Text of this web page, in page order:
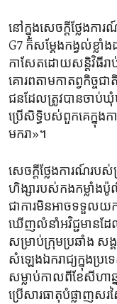
នៅ​ក្នុង​សេចក្តី​ថ្លែងក
G7 ក៏​សម្តែងកង្វល់ខ្លាំ
កាសែតដោយ​សន្តិវិធីរា
គោរពតាមកាតព្វកិច្ច
ជន​ដែល​ត្រូវ​បានចាប់​ឃុំ
ប្រើ​សិទ្ធិបស់ពួក​គេក្នុ​ង
មករា»។
សេចក្តី​ថ្លែងការណ៍របស់​
ហិង្សា​របស់​កងកម្លាំង​ប៉ូ
ជា​ការ​មិន​អាចទទួលយក​
ឃើញលំនាំអវិជ្ជមាន​ដ
សម្រាប់ក្រុម​ប្រឆាំង ស
សំឡេង​ឯករាជ្យ​ក្នុង​ប្រ
សម្លាប់កាល​ពី​ខែសីហា​ឆ្
ប្រើ​សារធាតុ​បំផ្លាញ​ស